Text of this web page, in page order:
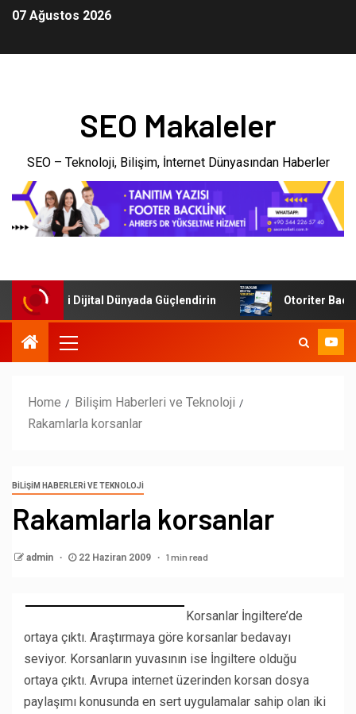
07 Ağustos 2026
SEO Makaleler
SEO – Teknoloji, Bilişim, İnternet Dünyasından Haberler
Dijital Dünyada Güçlendirin Otoriter Backlink
Home
Bilişim Haberleri ve Teknoloji
Rakamlarla korsanlar
BILIŞIM HABERLERI VE TEKNOLOJI
Rakamlarla korsanlar
admin 22 Haziran 2009 1 min read
Korsanlar İngiltere’de
ortaya çıktı. Araştırmaya göre korsanlar bedavayı
seviyor. Korsanların yuvasının ise İngiltere olduğu
ortaya çıktı. Avrupa internet üzerinden korsan dosya
paylaşımı konusunda en sert uygulamalar sahip olan iki